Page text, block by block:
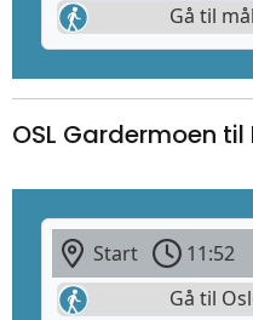
Gå til
OSL Gardermoen til
Start 11:52
Gå til